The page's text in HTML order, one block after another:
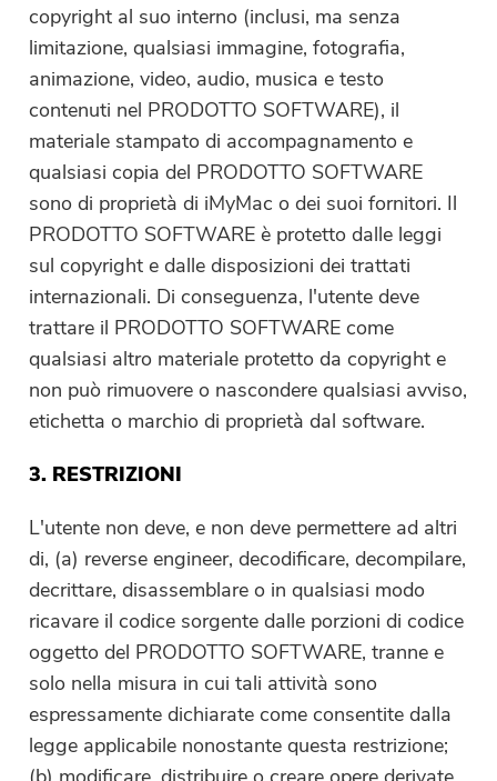
copyright al suo interno (inclusi, ma senza
limitazione, qualsiasi immagine, fotografia,
animazione, video, audio, musica e testo
contenuti nel PRODOTTO SOFTWARE), il
materiale stampato di accompagnamento e
qualsiasi copia del PRODOTTO SOFTWARE
sono di proprietà di iMyMac o dei suoi fornitori. Il
PRODOTTO SOFTWARE è protetto dalle leggi
sul copyright e dalle disposizioni dei trattati
internazionali. Di conseguenza, l'utente deve
trattare il PRODOTTO SOFTWARE come
qualsiasi altro materiale protetto da copyright e
non può rimuovere o nascondere qualsiasi avviso,
etichetta o marchio di proprietà dal software.
3. RESTRIZIONI
L'utente non deve, e non deve permettere ad altri
di, (a) reverse engineer, decodificare, decompilare,
decrittare, disassemblare o in qualsiasi modo
ricavare il codice sorgente dalle porzioni di codice
oggetto del PRODOTTO SOFTWARE, tranne e
solo nella misura in cui tali attività sono
espressamente dichiarate come consentite dalla
legge applicabile nonostante questa restrizione;